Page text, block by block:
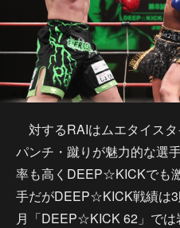
対するRAIはムエタイス
パンチ・蹴りが魅力的な選
率も高くDEEP☆KICKでも
手だがDEEP☆KICK戦績は
月「DEEP☆KICK 62」では